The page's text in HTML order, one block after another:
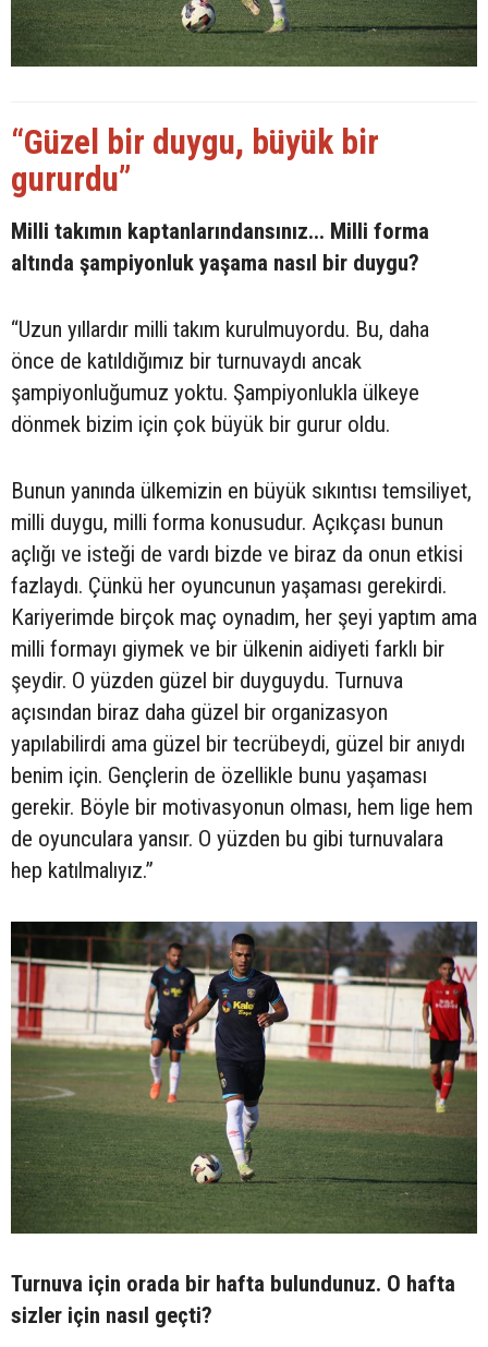
“Güzel bir duygu, büyük bir
gururdu”
Milli takımın kaptanlarındansınız... Milli forma
altında şampiyonluk yaşama nasıl bir duygu?
“Uzun yıllardır milli takım kurulmuyordu. Bu, daha
önce de katıldığımız bir turnuvaydı ancak
şampiyonluğumuz yoktu. Şampiyonlukla ülkeye
dönmek bizim için çok büyük bir gurur oldu.
Bunun yanında ülkemizin en büyük sıkıntısı temsiliyet,
milli duygu, milli forma konusudur. Açıkçası bunun
açlığı ve isteği de vardı bizde ve biraz da onun etkisi
fazlaydı. Çünkü her oyuncunun yaşaması gerekirdi.
Kariyerimde birçok maç oynadım, her şeyi yaptım ama
milli formayı giymek ve bir ülkenin aidiyeti farklı bir
şeydir. O yüzden güzel bir duyguydu. Turnuva
açısından biraz daha güzel bir organizasyon
yapılabilirdi ama güzel bir tecrübeydi, güzel bir anıydı
benim için. Gençlerin de özellikle bunu yaşaması
gerekir. Böyle bir motivasyonun olması, hem lige hem
de oyunculara yansır. O yüzden bu gibi turnuvalara
hep katılmalıyız.”
Turnuva için orada bir hafta bulundunuz. O hafta
sizler için nasıl geçti?